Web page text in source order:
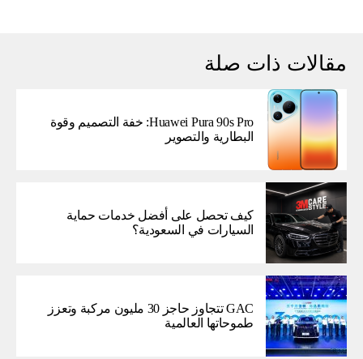
مقالات ذات صلة
Huawei Pura 90s Pro: خفة التصميم وقوة
البطارية والتصوير
كيف تحصل على أفضل خدمات حماية
السيارات في السعودية؟
GAC تتجاوز حاجز 30 مليون مركبة وتعزز
طموحاتها العالمية